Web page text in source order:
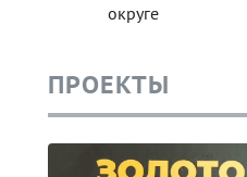
округе
ПРОЕКТЫ